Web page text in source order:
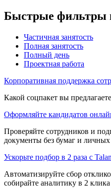
Быстрые фильтры
Частичная занятость
Полная занятость
Полный день
Проектная работа
Корпоративная поддержка
Какой соцпакет вы
Оформляйте кандидатов
Проверяйте сотрудников и
документы без бумаг и личных
Ускорьте подбор в 2 раза с
Автоматизируйте сбор
собирайте аналитику в 2 клика